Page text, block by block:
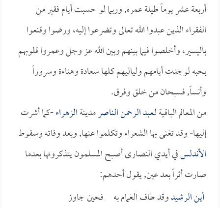
أربعة عشر يوماً طيلة عمره, وربما لو حسبت أيام فقير من
الفقراء الذين عبدوا الله تعالى وتضرعوا إليه، ورضوا وقنعوا
باليسير، وأخلصوا فيما بينهم وبين الله عز وجل وعمروا قلوبهم
بحبه لوجدت أيامهم ولياليهم كلها سعادة وهناءة وسروراً
وأنساً, فسبحان من خلق وفرق.
من المعالم الباقية لـعبد الرحمن الناصرمدينةالزهراء-كما أشرت
إليها- وقد تغنى بها الشعراء وتكلموا عنها, وبعد وفاته وسقوط
الأندلسفي أيدي النصارى أصبح المسلمون يتذكرونها بعدما
صارت أثراً بعد عين, يقول أحدهم:
أينالرشيدوقد طاف الغمام به فحين جاوز